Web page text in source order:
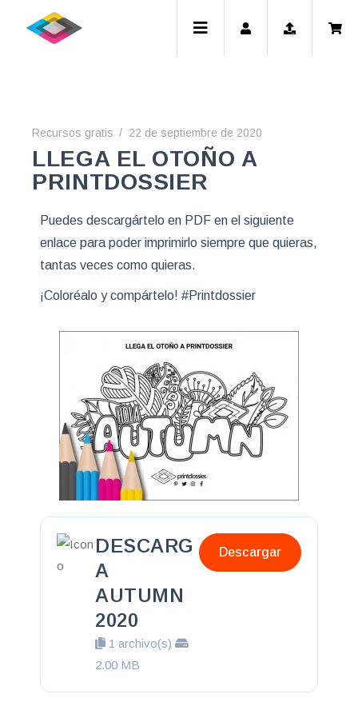
Recursos gratis 22 de septiembre de 2020
LLEGA EL OTOÑO A
PRINTDOSSIER
Puedes descargártelo en PDF en el siguiente
enlace para poder imprimirlo siempre que quieras,
tantas veces como quieras.
¡Coloréalo y compártelo! #Printdossier
DESCARG
A
AUTUMN
2020
1 archivo(s)
2.00 MB
Descargar